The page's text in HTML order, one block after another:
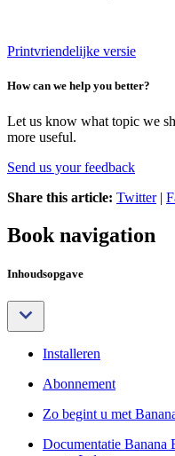
Printvriendelijke versie
How can we help you better?
Let us know what topic we
more useful.
Send us your feedback
Share this article: Twitter|
Book navigation
Inhoudsopgave
Installeren
Abonnement
Zo begint u met
Documentatie Banana